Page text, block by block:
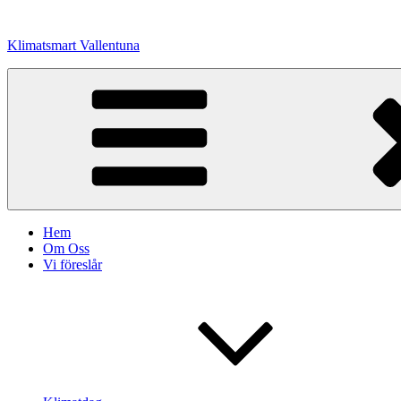
innehåll
Klimatsmart Vallentuna
Hem
Om Oss
Vi föreslår